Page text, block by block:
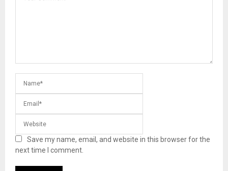
Save my name, email, and website in this browser for the
next time I comment.